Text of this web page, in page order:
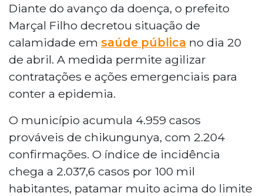
Diante do avanço da doença, o prefeito
Marçal Filho decretou situação de
calamidade em saúde pública no dia 20
de abril. A medida permite agilizar
contratações e ações emergenciais para
conter a epidemia.
O município acumula 4.959 casos
prováveis de chikungunya, com 2.204
confirmações. O índice de incidência
chega a 2.037,6 casos por 100 mil
habitantes, patamar muito acima do limite